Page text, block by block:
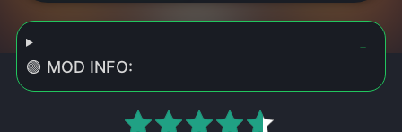
🟢 MOD INFO: